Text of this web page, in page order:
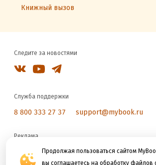
Продолжая пользоваться сайтом
вы соглашаетесь на обработку файлов
Книжный вызов
Следите за новостями
Служба поддержки
8 800 333 27 37 support@mybook.ru
Реклама
reklama@litres.ru